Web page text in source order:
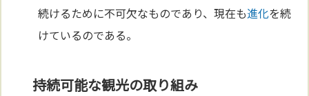
続けるために不可欠なものであり、現在も進化を続
けているのである。
持続可能な観光の取り組み